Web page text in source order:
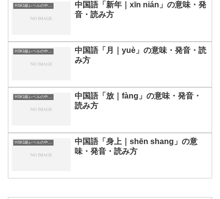
HSK1級レベルの中国語
中国語「新年｜xīn nián」の意味・発
音・読み方
HSK1級レベルの中国語
中国語「月｜yuè」の意味・発音・読
み方
中国語「放｜fàng」の意味・発音・
読み方
中国語「身上｜shēn shang」の意
味・発音・読み方